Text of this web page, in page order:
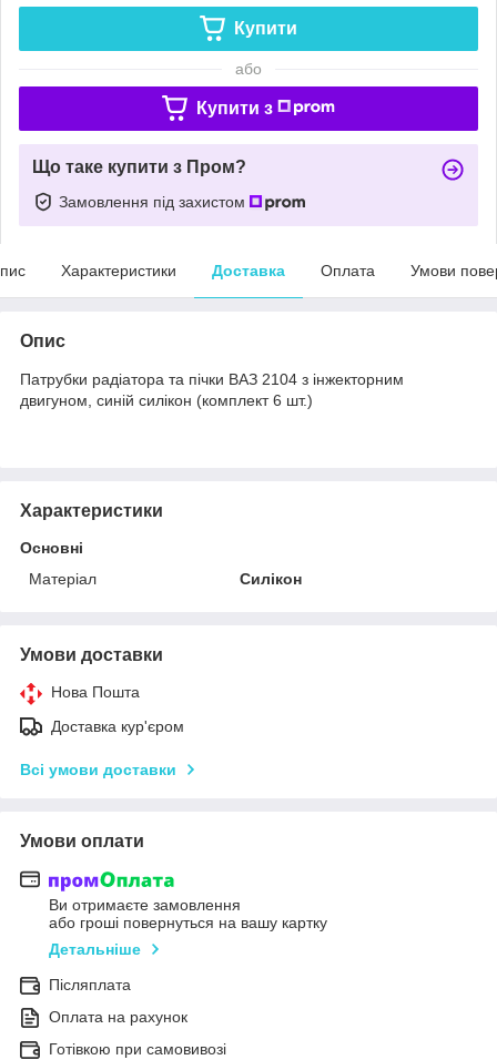
Купити
або
Купити з
Що таке купити з Пром?
Замовлення під захистом
Характеристики Доставка Оплата Умови
Опис
Патрубки радіатора та пічки ВАЗ 2104 з інжекторним
двигуном, синій силікон (комплект 6 шт.)
Характеристики
Основні
Матеріал
Силікон
Умови доставки
Нова Пошта
Доставка кур'єром
Всі умови доставки
Умови оплати
Ви отримаєте замовлення
або гроші повернуться на вашу картку
Детальніше
Післяплата
Оплата на рахунок
Готівкою при самовивозі